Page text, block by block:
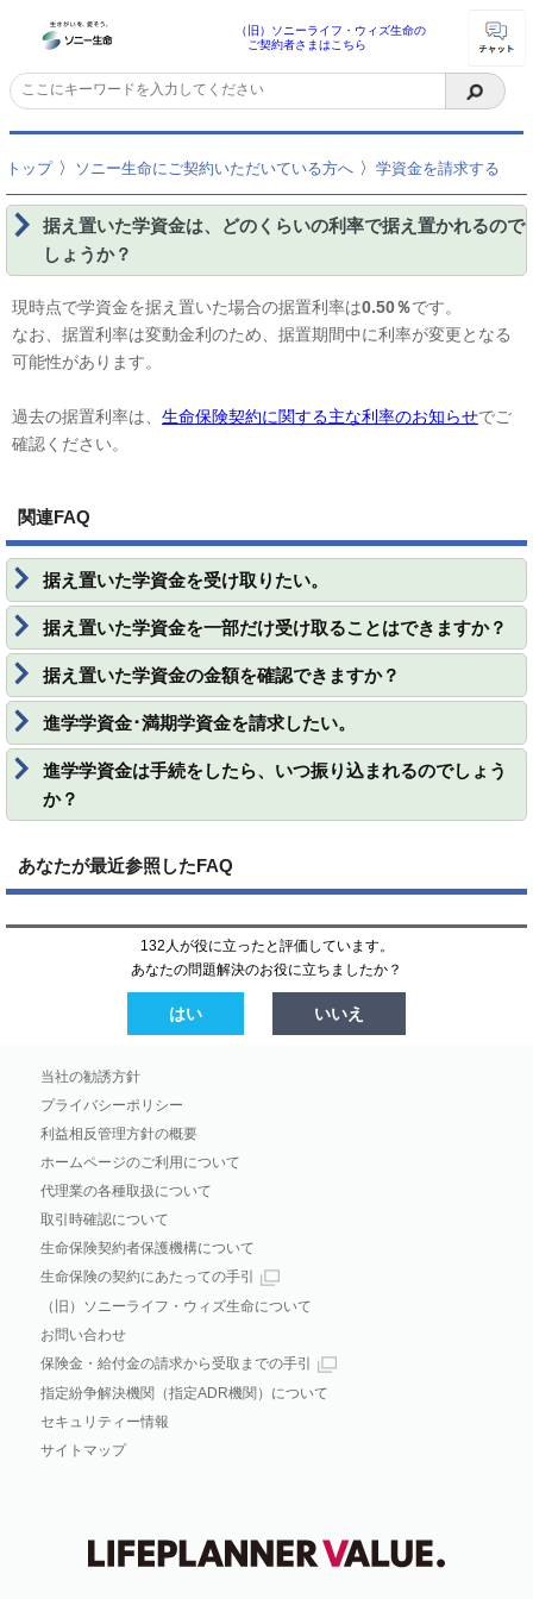
（旧）ソニーライフ・ウィズ生命の
ご契約者さまはこちら
トップ 〉 ソニー生命にご契約いただいている方へ 〉 学資金を請求する
据え置いた学資金は、どのくらいの利率で据え置かれるので
しょうか？
現時点で学資金を据え置いた場合の据置利率は0.50％です。
なお、据置利率は変動金利のため、据置期間中に利率が変更となる
可能性があります。
過去の据置利率は、 生命保険契約に関する主な利率のお知らせでご
確認ください。
関連FAQ
据え置いた学資金を受け取りたい。
据え置いた学資金を一部だけ受け取ることはできますか？
据え置いた学資金の金額を確認できますか？
進学学資金･満期学資金を請求したい。
進学学資金は手続をしたら、いつ振り込まれるのでしょう
か？
あなたが最近参照したFAQ
132人が役に立ったと評価しています。
あなたの問題解決のお役に立ちましたか？
はい いいえ
当社の勧誘方針
プライバシーポリシー
利益相反管理方針の概要
ホームページのご利用について
代理業の各種取扱について
取引時確認について
生命保険契約者保護機構について
生命保険の契約にあたっての手引
（旧）ソニーライフ・ウィズ生命について
お問い合わせ
保険金・給付金の請求から受取までの手引
指定紛争解決機関（指定ADR機関）について
セキュリティー情報
サイトマップ